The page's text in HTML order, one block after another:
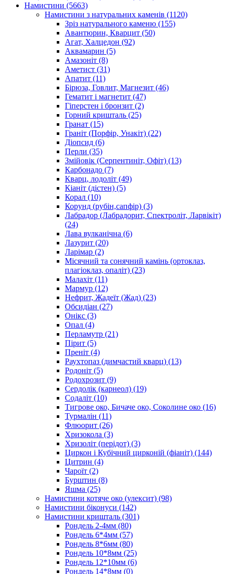
Намистини (5663)
Намистини з натуральних каменів (1120)
Зріз натурального каменю (155)
Авантюрин, Кварцит (50)
Агат, Халцедон (92)
Аквамарин (5)
Амазоніт (8)
Аметист (31)
Апатит (11)
Бірюза, Говлит, Магнезит (46)
Гематит і магнетит (47)
Гіперстен і бронзит (2)
Горний кришталь (25)
Гранат (15)
Граніт (Порфір, Унакіт) (22)
Діопсид (6)
Перли (35)
Змійовік (Серпентиніт, Офіт) (13)
Карбонадо (7)
Кварц, лодоліт (49)
Кіаніт (дістен) (5)
Корал (10)
Корунд (рубін,сапфір) (3)
Лабрадор (Лабрадорит, Спектроліт, Ларвікіт)
(24)
Лава вулканічна (6)
Лазурит (20)
Ларімар (2)
Місячний та сонячний камінь (ортоклаз,
плагіоклаз, опаліт) (23)
Малахіт (11)
Мармур (12)
Нефрит, Жадеїт (Жад) (23)
Обсидіан (27)
Онікс (3)
Опал (4)
Перламутр (21)
Пірит (5)
Преніт (4)
Раухтопаз (димчастий кварц) (13)
Родоніт (5)
Родохрозит (9)
Сердолік (карнеол) (19)
Содаліт (10)
Тигрове око, Бичаче око, Соколине око (16)
Турмалін (11)
Флюорит (26)
Хризокола (3)
Хризоліт (перідот) (3)
Циркон і Кубічний цирконій (фіаніт) (144)
Цитрин (4)
Чароїт (2)
Бурштин (8)
Яшма (25)
Намистини котяче око (улексит) (98)
Намистини біконуси (142)
Намистини кришталь (301)
Рондель 2-4мм (80)
Рондель 6*4мм (57)
Рондель 8*6мм (80)
Рондель 10*8мм (25)
Рондель 12*10мм (6)
Рондель 14*8мм (0)